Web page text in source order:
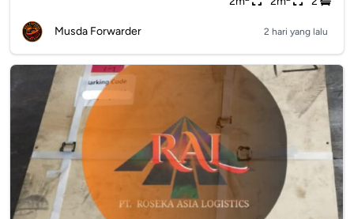
Musda Forwarder 2 hari yang lalu